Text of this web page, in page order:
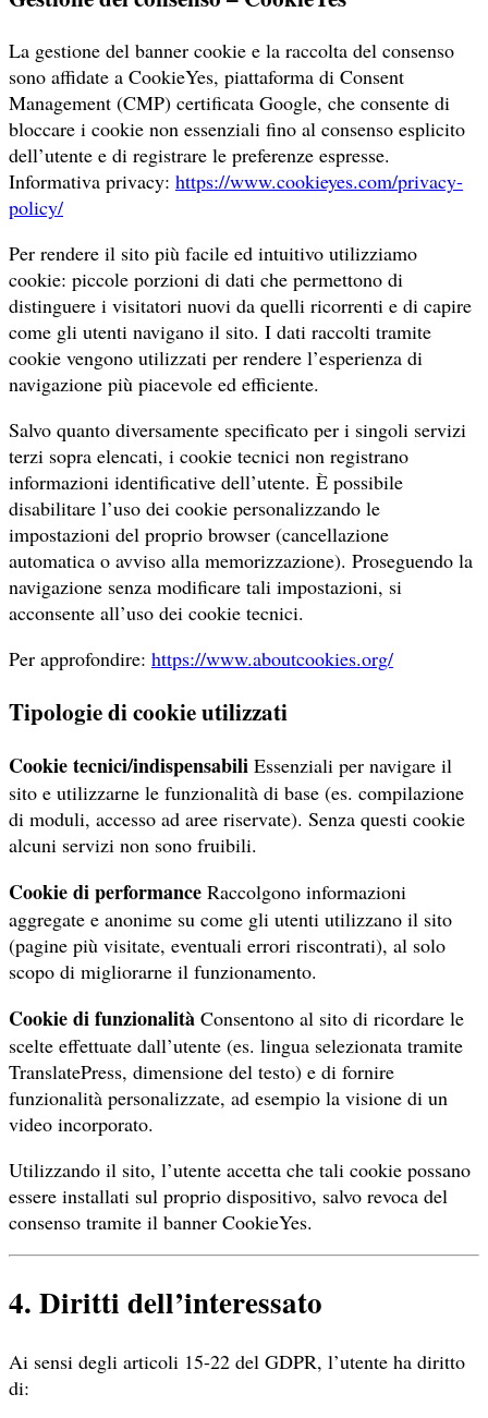
La gestione del banner cookie e la raccolta del consenso
sono affidate a CookieYes, piattaforma di Consent
Management (CMP) certificata Google, che consente di
bloccare i cookie non essenziali fino al consenso esplicito
dell’utente e di registrare le preferenze espresse.
Informativa privacy: https://www.cookieyes.com/privacy-
policy/
Per rendere il sito più facile ed intuitivo utilizziamo
cookie: piccole porzioni di dati che permettono di
distinguere i visitatori nuovi da quelli ricorrenti e di capire
come gli utenti navigano il sito. I dati raccolti tramite
cookie vengono utilizzati per rendere l’esperienza di
navigazione più piacevole ed efficiente.
Salvo quanto diversamente specificato per i singoli servizi
terzi sopra elencati, i cookie tecnici non registrano
informazioni identificative dell’utente. È possibile
disabilitare l’uso dei cookie personalizzando le
impostazioni del proprio browser (cancellazione
automatica o avviso alla memorizzazione). Proseguendo la
navigazione senza modificare tali impostazioni, si
acconsente all’uso dei cookie tecnici.
Per approfondire: https://www.aboutcookies.org/
Tipologie di cookie utilizzati
Cookie tecnici/indispensabili Essenziali per navigare il
sito e utilizzarne le funzionalità di base (es. compilazione
di moduli, accesso ad aree riservate). Senza questi cookie
alcuni servizi non sono fruibili.
Cookie di performance Raccolgono informazioni
aggregate e anonime su come gli utenti utilizzano il sito
(pagine più visitate, eventuali errori riscontrati), al solo
scopo di migliorarne il funzionamento.
Cookie di funzionalità Consentono al sito di ricordare le
scelte effettuate dall’utente (es. lingua selezionata tramite
TranslatePress, dimensione del testo) e di fornire
funzionalità personalizzate, ad esempio la visione di un
video incorporato.
Utilizzando il sito, l’utente accetta che tali cookie possano
essere installati sul proprio dispositivo, salvo revoca del
consenso tramite il banner CookieYes.
4. Diritti dell’interessato
Ai sensi degli articoli 15-22 del GDPR, l’utente ha diritto
di: